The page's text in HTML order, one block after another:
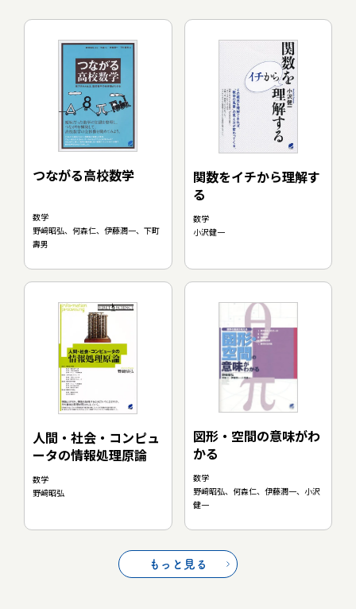
つながる高校数学
数学
野﨑昭弘、何森仁、伊藤潤一、下町
壽男
関数をイチから理解す
る
数学
小沢健一
人間・社会・コンピュ
ータの情報処理原論
数学
野﨑昭弘
図形・空間の意味がわ
かる
数学
野﨑昭弘、何森仁、伊藤潤一、小沢
健一
もっと見る